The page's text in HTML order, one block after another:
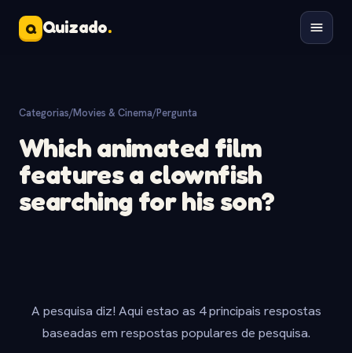
Q Quizado.
Categorias/Movies & Cinema/Pergunta
Which animated film
features a clownfish
searching for his son?
A pesquisa diz! Aqui estao as 4 principais respostas
baseadas em respostas populares de pesquisa.